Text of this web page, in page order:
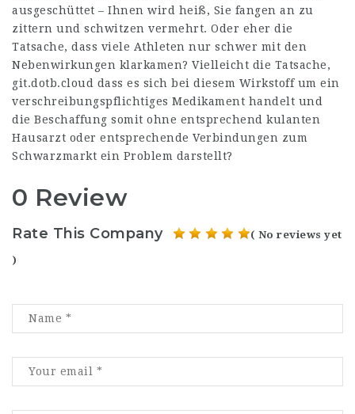
ausgeschüttet – Ihnen wird heiß, Sie fangen an zu
zittern und schwitzen vermehrt. Oder eher die
Tatsache, dass viele Athleten nur schwer mit den
Nebenwirkungen klarkamen? Vielleicht die Tatsache,
git.dotb.cloud dass es sich bei diesem Wirkstoff um ein
verschreibungspflichtiges Medikament handelt und
die Beschaffung somit ohne entsprechend kulanten
Hausarzt oder entsprechende Verbindungen zum
Schwarzmarkt ein Problem darstellt?
0 Review
Rate This Company ( No reviews yet
)